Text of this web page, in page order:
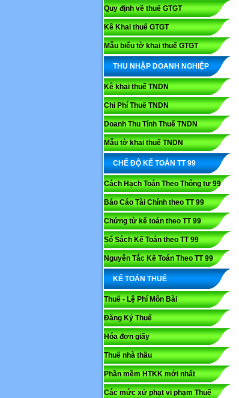
Quy định về thuế GTGT
Kê Khai thuế GTGT
Mẫu biểu tờ khai thuế GTGT
THU NHẬP DOANH NGHIỆP
Kê khai thuế TNDN
Chi Phí Thuế TNDN
Doanh Thu Tính Thuế TNDN
Mẫu tờ khai thuế TNDN
CHẾ ĐỘ KẾ TOÁN TT 99
Cách Hạch Toán Theo Thông tư 99
Báo Cáo Tài Chính theo TT 99
Chứng từ kế toán theo TT 99
Sổ Sách Kế Toán theo TT 99
Nguyên Tắc Kế Toán Theo TT 99
KẾ TOÁN THUẾ
Thuế - Lệ Phí Môn Bài
Đăng Ký Thuế
Hóa đơn giấy
Thuế nhà thầu
Phần mềm HTKK mới nhất
Các mức xử phạt vi phạm Thuế